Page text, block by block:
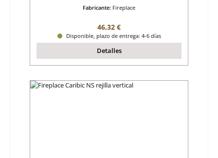
Fabricante: Fireplace
Precio normal:
46,32 €
Disponible, plazo de entrega: 4-6 días
Detalles